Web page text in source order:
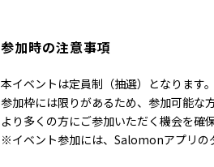
参加時の注意事項
本イベントは定員制（抽選）となります。
参加枠には限りがあるため、参加可能な
より多くの方にご参加いただく機会を確
※イベント参加には、Salomonアプリの